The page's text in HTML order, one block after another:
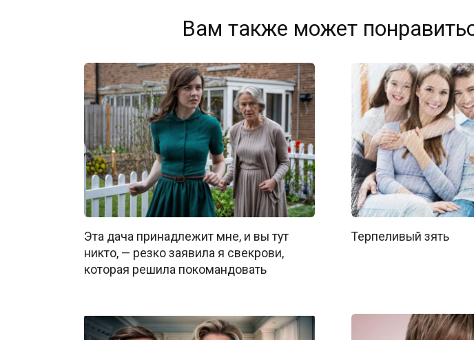
Вам также может
Эта дача принадлежит мне, и вы тут
никто, — резко заявила я свекрови,
которая решила покомандовать
Терпеливый зять